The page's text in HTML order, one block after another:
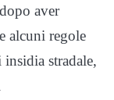
aver
alcuni regole
stradale,